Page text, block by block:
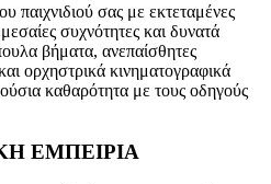
παιχνιδιού σας με εκτεταμένες
συχνότητες και δυνατά
βήματα, ανεπαίσθητες
ορχηστρικά κινηματογραφικά
καθαρότητα με τους οδηγούς
ΕΜΠΕΙΡΙΑ